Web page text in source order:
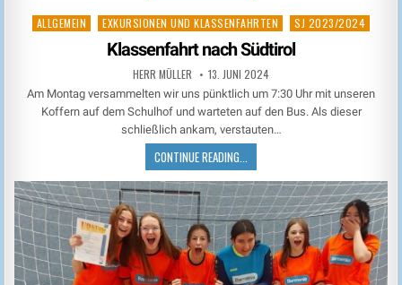
Posted
ALLGEMEIN EXKURSIONEN UND KLASSENFAHRTEN SJ 2023/2024
Klassenfahrt nach Südtirol
HERR MÜLLER 13. JUNI 2024
Am Montag versammelten wir uns pünktlich um 7:30 Uhr mit unseren
Koffern auf dem Schulhof und warteten auf den Bus. Als dieser
schließlich ankam, verstauten…
CONTINUE READING...